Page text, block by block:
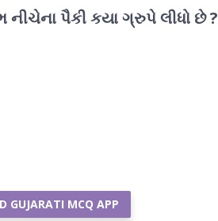
નીચેના પૈકી કયા ગ્રુપે લીધો છે ?
GUJARATI MCQ APP